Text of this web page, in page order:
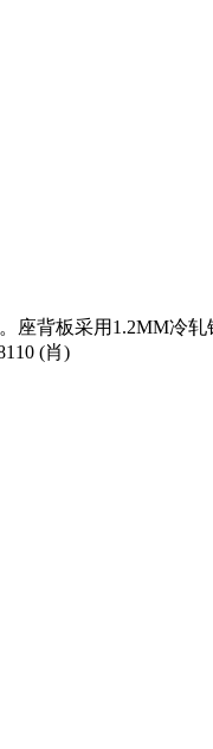
背板采用1.2MM冷
(肖)